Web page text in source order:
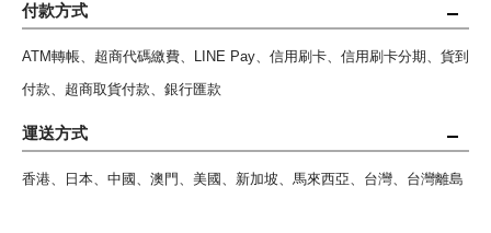
付款方式
ATM轉帳、超商代碼繳費、LINE Pay、信用刷卡、信用刷卡分期、貨到
付款、超商取貨付款、銀行匯款
運送方式
香港、日本、中國、澳門、美國、新加坡、馬來西亞、台灣、台灣離島